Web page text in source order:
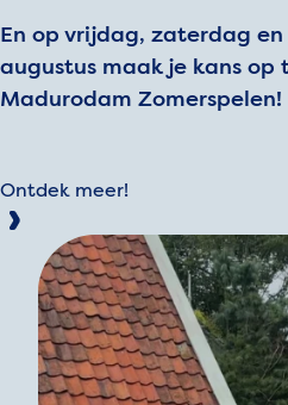
En op vrijdag, zaterdag
augustus maak je kans op
Madurodam Zomerspelen!
Ontdek meer!